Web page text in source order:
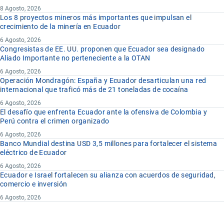
8 Agosto, 2026
Los 8 proyectos mineros más importantes que impulsan el
crecimiento de la minería en Ecuador
6 Agosto, 2026
Congresistas de EE. UU. proponen que Ecuador sea designado
Aliado Importante no perteneciente a la OTAN
6 Agosto, 2026
Operación Mondragón: España y Ecuador desarticulan una red
internacional que traficó más de 21 toneladas de cocaína
6 Agosto, 2026
El desafío que enfrenta Ecuador ante la ofensiva de Colombia y
Perú contra el crimen organizado
6 Agosto, 2026
Banco Mundial destina USD 3,5 millones para fortalecer el sistema
eléctrico de Ecuador
6 Agosto, 2026
Ecuador e Israel fortalecen su alianza con acuerdos de seguridad,
comercio e inversión
6 Agosto, 2026